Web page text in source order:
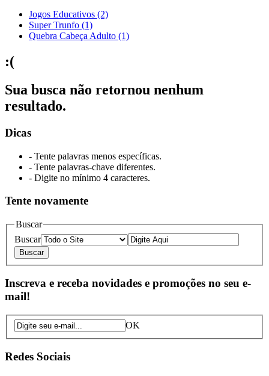
Jogos Educativos (2)
Super Trunfo (1)
Quebra Cabeça Adulto (1)
:(
Sua busca não retornou nenhum
resultado.
Dicas
- Tente palavras menos específicas.
- Tente palavras-chave diferentes.
- Digite no mínimo 4 caracteres.
Tente novamente
Buscar
Buscar
Inscreva e receba novidades e promoções no seu e-
mail!
OK
Redes Sociais